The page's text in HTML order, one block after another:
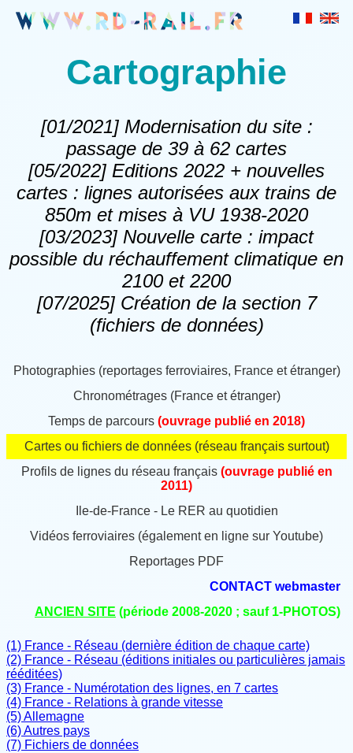
Cartographie
[01/2021] Modernisation du site :
passage de 39 à 62 cartes
[05/2022] Editions 2022 + nouvelles
cartes : lignes autorisées aux trains de
850m et mises à VU 1938-2020
[03/2023] Nouvelle carte : impact
possible du réchauffement climatique en
2100 et 2200
[07/2025] Création de la section 7
(fichiers de données)
Photographies (reportages ferroviaires, France et étranger)
Chronométrages (France et étranger)
Temps de parcours (ouvrage publié en 2018)
Cartes ou fichiers de données (réseau français surtout)
Profils de lignes du réseau français (ouvrage publié en
2011)
Ile-de-France - Le RER au quotidien
Vidéos ferroviaires (également en ligne sur Youtube)
Reportages PDF
CONTACT webmaster
ANCIEN SITE (période 2008-2020 ; sauf 1-PHOTOS)
(1) France - Réseau (dernière édition de chaque carte)
(2) France - Réseau (éditions initiales ou particulières jamais
rééditées)
(3) France - Numérotation des lignes, en 7 cartes
(4) France - Relations à grande vitesse
(5) Allemagne
(6) Autres pays
(7) Fichiers de données